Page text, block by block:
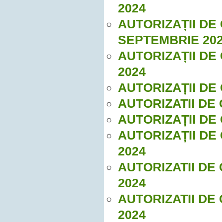
2024
AUTORIZAȚII DE
SEPTEMBRIE
AUTORIZAȚII DE
2024
AUTORIZAȚII DE
AUTORIZATII DE
AUTORIZAȚII DE
AUTORIZAȚII DE
2024
AUTORIZATII DE
2024
AUTORIZATII DE
2024